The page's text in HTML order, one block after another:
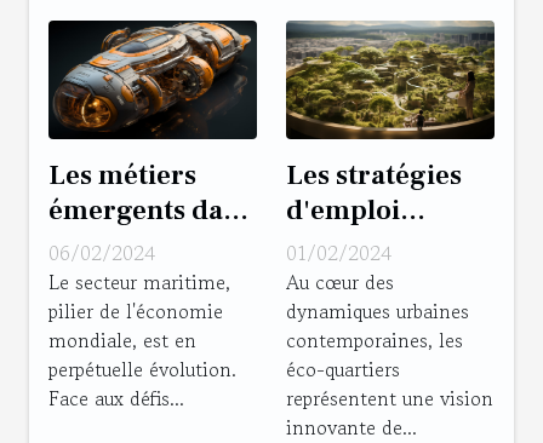
Les métiers
émergents dans
le secteur
maritime
06/02/2024
Le secteur maritime,
pilier de l'économie
mondiale, est en
perpétuelle évolution.
Face aux défis...
Les stratégies
d'emploi
innovantes dans
les entreprises
de l'éco-
quartier Ginko
01/02/2024
Au cœur des
dynamiques urbaines
contemporaines, les
éco-quartiers
représentent une vision
innovante de...